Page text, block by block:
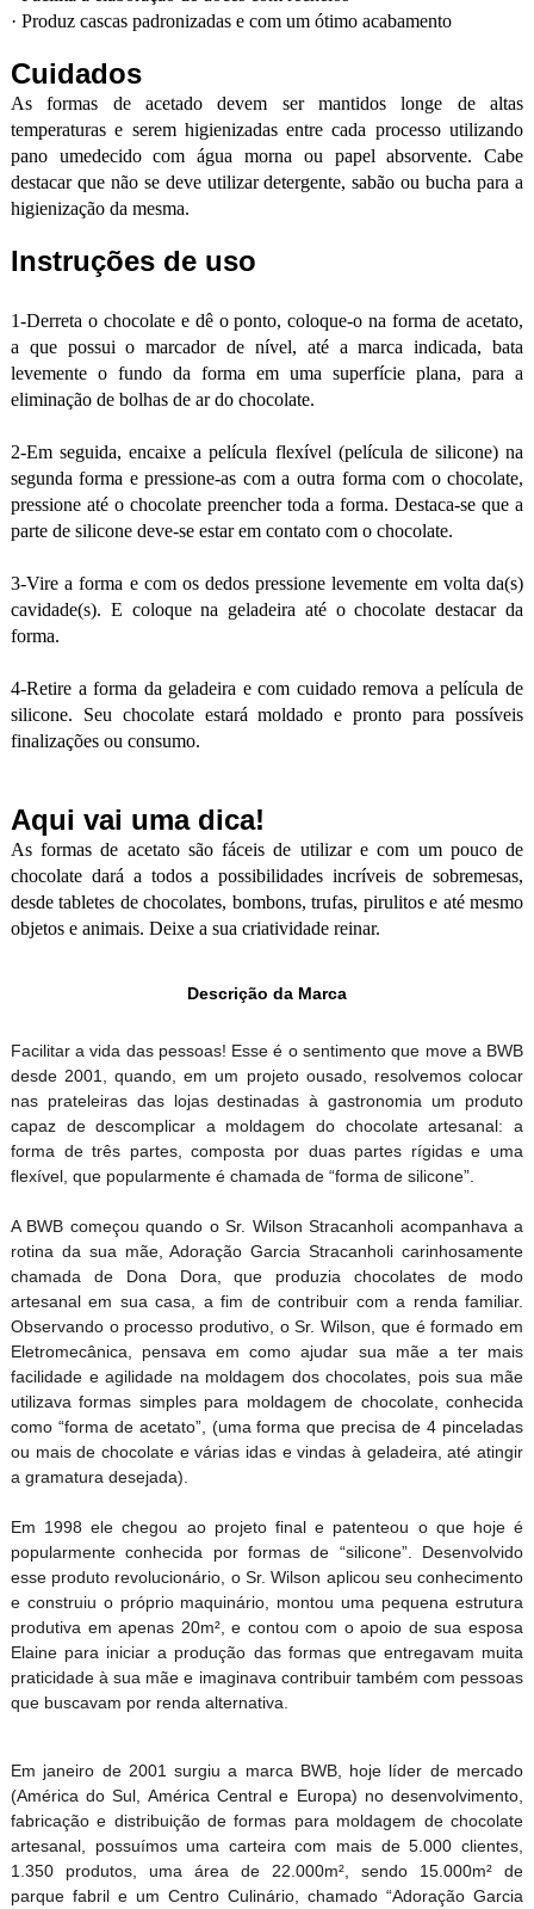
· Produz cascas padronizadas e com um ótimo acabamento
Cuidados
As formas de acetado devem ser mantidos longe de altas
temperaturas e serem higienizadas entre cada processo utilizando
pano umedecido com água morna ou papel absorvente. Cabe
destacar que não se deve utilizar detergente, sabão ou bucha para a
higienização da mesma.
Instruções de uso
1-Derreta o chocolate e dê o ponto, coloque-o na forma de acetato,
a que possui o marcador de nível, até a marca indicada, bata
levemente o fundo da forma em uma superfície plana, para a
eliminação de bolhas de ar do chocolate.
2-Em seguida, encaixe a película flexível (película de silicone) na
segunda forma e pressione-as com a outra forma com o chocolate,
pressione até o chocolate preencher toda a forma. Destaca-se que a
parte de silicone deve-se estar em contato com o chocolate.
3-Vire a forma e com os dedos pressione levemente em volta da(s)
cavidade(s). E coloque na geladeira até o chocolate destacar da
forma.
4-Retire a forma da geladeira e com cuidado remova a película de
silicone. Seu chocolate estará moldado e pronto para possíveis
finalizações ou consumo.
Aqui vai uma dica!
As formas de acetato são fáceis de utilizar e com um pouco de
chocolate dará a todos a possibilidades incríveis de sobremesas,
desde tabletes de chocolates, bombons, trufas, pirulitos e até mesmo
objetos e animais. Deixe a sua criatividade reinar.
Descrição da Marca
Facilitar a vida das pessoas! Esse é o sentimento que move a BWB
desde 2001, quando, em um projeto ousado, resolvemos colocar
nas prateleiras das lojas destinadas à gastronomia um produto
capaz de descomplicar a moldagem do chocolate artesanal: a
forma de três partes, composta por duas partes rígidas e uma
flexível, que popularmente é chamada de “forma de silicone”.
A BWB começou quando o Sr. Wilson Stracanholi acompanhava a
rotina da sua mãe, Adoração Garcia Stracanholi carinhosamente
chamada de Dona Dora, que produzia chocolates de modo
artesanal em sua casa, a fim de contribuir com a renda familiar.
Observando o processo produtivo, o Sr. Wilson, que é formado em
Eletromecânica, pensava em como ajudar sua mãe a ter mais
facilidade e agilidade na moldagem dos chocolates, pois sua mãe
utilizava formas simples para moldagem de chocolate, conhecida
como “forma de acetato”, (uma forma que precisa de 4 pinceladas
ou mais de chocolate e várias idas e vindas à geladeira, até atingir
a gramatura desejada).
Em 1998 ele chegou ao projeto final e patenteou o que hoje é
popularmente conhecida por formas de “silicone”. Desenvolvido
esse produto revolucionário, o Sr. Wilson aplicou seu conhecimento
e construiu o próprio maquinário, montou uma pequena estrutura
produtiva em apenas 20m², e contou com o apoio de sua esposa
Elaine para iniciar a produção das formas que entregavam muita
praticidade à sua mãe e imaginava contribuir também com pessoas
que buscavam por renda alternativa.
Em janeiro de 2001 surgiu a marca BWB, hoje líder de mercado
(América do Sul, América Central e Europa) no desenvolvimento,
fabricação e distribuição de formas para moldagem de chocolate
artesanal, possuímos uma carteira com mais de 5.000 clientes,
1.350 produtos, uma área de 22.000m², sendo 15.000m² de
parque fabril e um Centro Culinário, chamado “Adoração Garcia